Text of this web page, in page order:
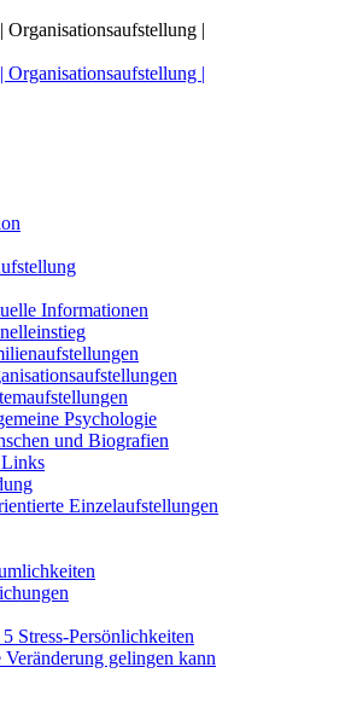
Informationen
Psychologie
und Biografien
Einzelaufstellungen
Stress-Persönlichkeiten
Veränderung gelingen kann